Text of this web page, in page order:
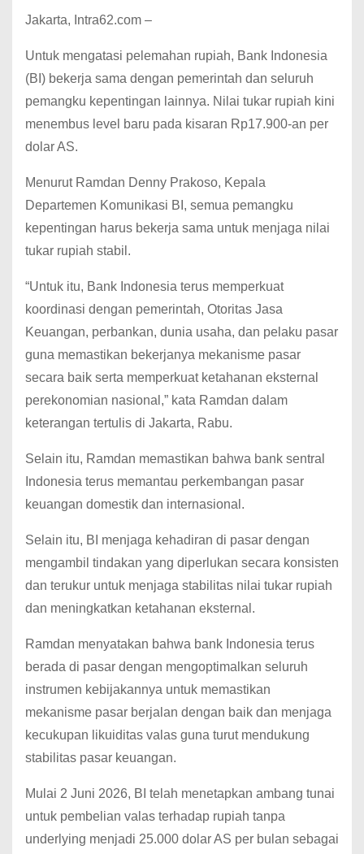
Jakarta, Intra62.com –
Untuk mengatasi pelemahan rupiah, Bank Indonesia
(BI) bekerja sama dengan pemerintah dan seluruh
pemangku kepentingan lainnya. Nilai tukar rupiah kini
menembus level baru pada kisaran Rp17.900-an per
dolar AS.
Menurut Ramdan Denny Prakoso, Kepala
Departemen Komunikasi BI, semua pemangku
kepentingan harus bekerja sama untuk menjaga nilai
tukar rupiah stabil.
“Untuk itu, Bank Indonesia terus memperkuat
koordinasi dengan pemerintah, Otoritas Jasa
Keuangan, perbankan, dunia usaha, dan pelaku pasar
guna memastikan bekerjanya mekanisme pasar
secara baik serta memperkuat ketahanan eksternal
perekonomian nasional,” kata Ramdan dalam
keterangan tertulis di Jakarta, Rabu.
Selain itu, Ramdan memastikan bahwa bank sentral
Indonesia terus memantau perkembangan pasar
keuangan domestik dan internasional.
Selain itu, BI menjaga kehadiran di pasar dengan
mengambil tindakan yang diperlukan secara konsisten
dan terukur untuk menjaga stabilitas nilai tukar rupiah
dan meningkatkan ketahanan eksternal.
Ramdan menyatakan bahwa bank Indonesia terus
berada di pasar dengan mengoptimalkan seluruh
instrumen kebijakannya untuk memastikan
mekanisme pasar berjalan dengan baik dan menjaga
kecukupan likuiditas valas guna turut mendukung
stabilitas pasar keuangan.
Mulai 2 Juni 2026, BI telah menetapkan ambang tunai
untuk pembelian valas terhadap rupiah tanpa
underlying menjadi 25.000 dolar AS per bulan sebagai